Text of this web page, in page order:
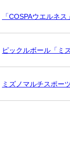
「COSPAウエルネ
ピックルボール「ミ
ミズノマルチスポー